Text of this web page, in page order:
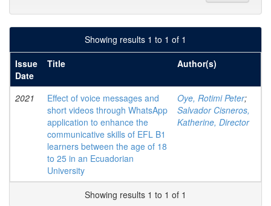
Showing results 1 to 1 of 1
Issue
Date
Title Author(s)
2021
Effect of voice messages and
short videos through WhatsApp
application to enhance the
communicative skills of EFL B1
learners between the age of 18
to 25 in an Ecuadorian
University
Oye, Rotimi Peter;
Salvador Cisneros,
Katherine, Director
Showing results 1 to 1 of 1